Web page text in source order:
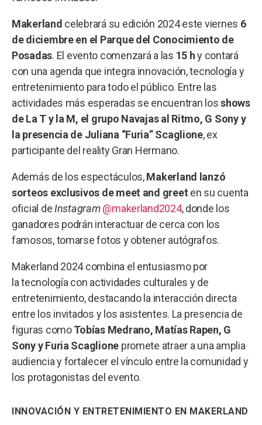
Makerland celebrará su edición 2024 este viernes 6
de diciembre en el Parque del Conocimiento de
Posadas. El evento comenzará a las 15 hy contará
con una agenda que integra innovación, tecnología y
entretenimiento para todo el público. Entre las
actividades más esperadas se encuentran losshows
de La T y la M, el grupo Navajas al Ritmo, G Sony y
la presencia de Juliana “Furia” Scaglione, ex
participante del reality Gran Hermano.
Además de los espectáculos,Makerland lanzó
sorteos exclusivos de meet and greet en su cuenta
oficial de Instagram@makerland2024, donde los
ganadores podrán interactuar de cerca con los
famosos, tomarse fotos y obtener autógrafos.
Makerland 2024 combina el entusiasmo por
la tecnología con actividades culturales y de
entretenimiento, destacando la interacción directa
entre los invitados y los asistentes. La presencia de
figuras comoTobías Medrano, Matías Rapen, G
Sony y Furia Scaglione promete atraer a una amplia
audiencia y fortalecer el vínculo entre la comunidad y
los protagonistas del evento.
INNOVACIÓN Y ENTRETENIMIENTO EN MAKERLAND